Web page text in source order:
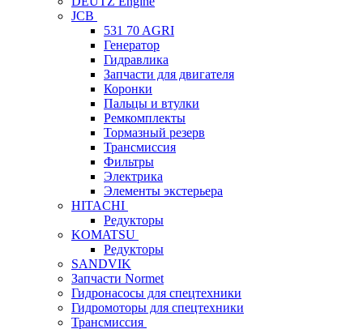
JCB
531 70 AGRI
Генератор
Гидравлика
Запчасти для двигателя
Коронки
Пальцы и втулки
Ремкомплекты
Тормазный резерв
Трансмиссия
Фильтры
Электрика
Элементы экстерьера
HITACHI
Редукторы
KOMATSU
Редукторы
SANDVIK
Запчасти Normet
Гидронасосы для спецтехники
Гидромоторы для спецтехники
Трансмиссия